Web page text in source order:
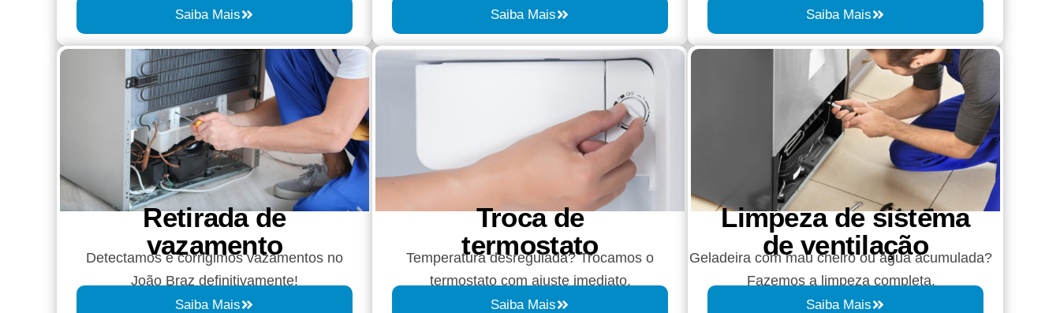
Saiba Mais Saiba Mais Saiba Mais
Retirada de
vazamento​​
Detectamos e corrigimos vazamentos no
João Braz definitivamente!
Saiba Mais
Troca de
termostato
Temperatura desregulada? Trocamos o
termostato com ajuste imediato.
Saiba Mais
Limpeza de sistema
de ventilação
Geladeira com mau cheiro ou água acumulada?
Fazemos a limpeza completa.
Saiba Mais